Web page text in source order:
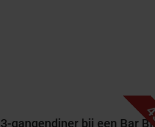
3-gangendiner bij een Bar